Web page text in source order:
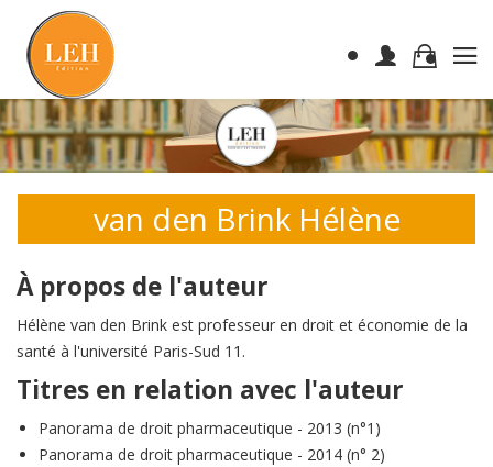
van den Brink Hélène
À propos de l'auteur
Hélène van den Brink est professeur en droit et économie de la
santé à l'université Paris-Sud 11.
Titres en relation avec l'auteur
Panorama de droit pharmaceutique - 2013 (n°1)
Panorama de droit pharmaceutique - 2014 (n° 2)